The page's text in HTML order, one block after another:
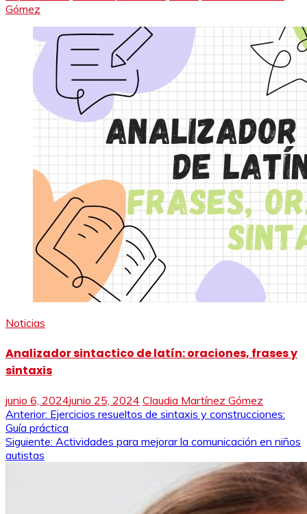
Gómez
Noticias
Analizador sintactico de latín: oraciones, frases y
sintaxis
junio 6, 2024junio 25, 2024 Claudia Martínez Gómez
Navegación
de
entradas
Anterior: Ejercicios resueltos de sintaxis y construcciones:
Guía práctica
Siguiente: Actividades para mejorar la comunicación en niños
autistas